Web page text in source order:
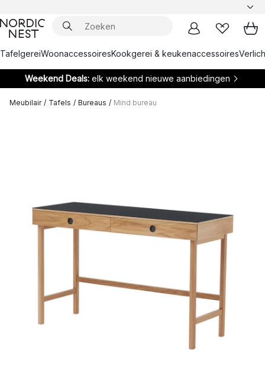
TafelgereiWoonaccessoiresKookgerei & keukenaccessoires
Weekend Deals: elk weekend nieuwe aanbiedingen
Meubilair / Tafels / Bureaus / Mind bureau